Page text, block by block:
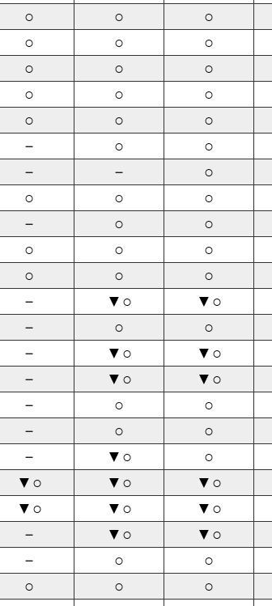
○ ○ ○
○ ○ ○
○ ○ ○
○ ○ ○
○ ○ ○
－ ○ ○
－ － ○
○ ○ ○
－ ○ ○
○ ○ ○
○ ○ ○
－ ▼○ ▼○
－ ○ ○
－ ▼○ ▼○
－ ▼○ ▼○
－ ○ ○
－ ○ ○
－ ▼○ ○
▼○ ▼○ ▼○
▼○ ▼○ ▼○
－ ▼○ ▼○
－ ○ ○
○ ○ ○